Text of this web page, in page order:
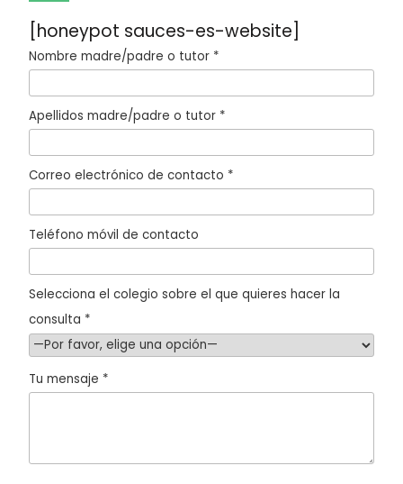
[honeypot sauces-es-website]
Nombre madre/padre o tutor *
Apellidos madre/padre o tutor *
Correo electrónico de contacto *
Teléfono móvil de contacto
Selecciona el colegio sobre el que quieres hacer la
consulta *
Tu mensaje *